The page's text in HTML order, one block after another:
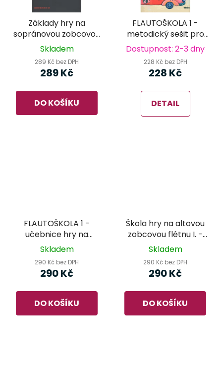
Základy hry na
sopránovou zobcovou
flétnu - Miloslav
Skladem
289 Kč bez DPH
289 Kč
DO KOŠÍKU
FLAUTOŠKOLA 1 -
metodický sešit pro
učitele
Dostupnost: 2-3 dny
228 Kč bez DPH
228 Kč
DETAIL
FLAUTOŠKOLA 1 -
učebnice hry na
sopránovou zobcovou
Skladem
290 Kč bez DPH
290 Kč
DO KOŠÍKU
Škola hry na altovou
zobcovou flétnu I. -
Miloslav Klement
Skladem
290 Kč bez DPH
290 Kč
DO KOŠÍKU